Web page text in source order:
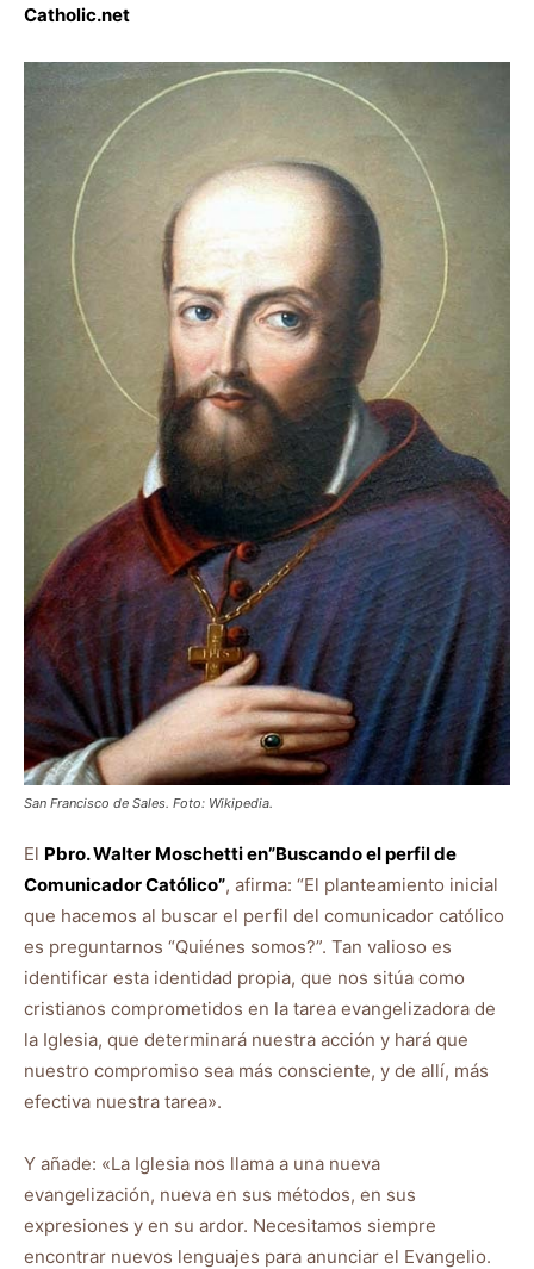
Catholic.net
San Francisco de Sales. Foto: Wikipedia.
El Pbro. Walter Moschetti en”Buscando el perfil de
Comunicador Católico”, afirma: “El planteamiento inicial
que hacemos al buscar el perfil del comunicador católico
es preguntarnos “Quiénes somos?”. Tan valioso es
identificar esta identidad propia, que nos sitúa como
cristianos comprometidos en la tarea evangelizadora de
la Iglesia, que determinará nuestra acción y hará que
nuestro compromiso sea más consciente, y de allí, más
efectiva nuestra tarea».
Y añade: «La Iglesia nos llama a una nueva
evangelización, nueva en sus métodos, en sus
expresiones y en su ardor. Necesitamos siempre
encontrar nuevos lenguajes para anunciar el Evangelio.